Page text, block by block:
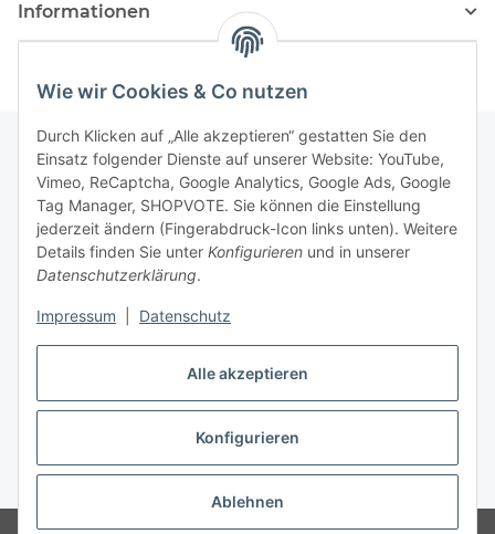
Alle akzeptieren
Konfigurieren
Ablehnen
Wie wir Cookies & Co nutzen
Durch Klicken auf „Alle akzeptieren“ gestatten Sie den
Einsatz folgender Dienste auf unserer Website: YouTube,
Vimeo, ReCaptcha, Google Analytics, Google Ads, Google
Tag Manager, SHOPVOTE. Sie können die Einstellung
jederzeit ändern (Fingerabdruck-Icon links unten). Weitere
Details finden Sie unter Konfigurieren und in unserer
Datenschutzerklärung.
Impressum Datenschutz
Informationen
Newsletter Abonnieren
Bitte senden Sie mir entsprechend Ihrer
Datenschutzerklärung
regelmäßig und jederzeit widerruflich
Informationen zu Ihrem Produktsortiment per E-Mail zu.
Abonnieren
Newsletter Abonnieren
Vertrag widerrufen
* Alle Preise inkl. gesetzlicher USt., zzgl.Versand